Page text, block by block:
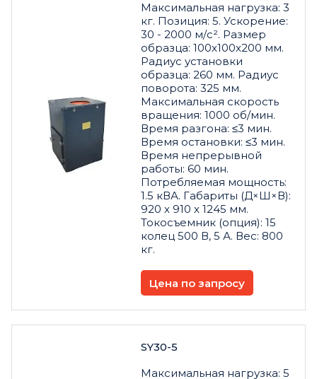
Максимальная нагрузка: 3
кг. Позиция: 5. Ускорение:
30 - 2000 м/с². Размер
образца: 100x100x200 мм.
Радиус установки
образца: 260 мм. Радиус
поворота: 325 мм.
Максимальная скорость
вращения: 1000 об/мин.
Время разгона: ≤3 мин.
Время остановки: ≤3 мин.
Время непрерывной
работы: 60 мин.
Потребляемая мощность:
1.5 кВА. Габариты (Д×Ш×В):
920 x 910 x 1245 мм.
Токосъемник (опция): 15
колец 500 В, 5 А. Вес: 800
кг.
Цена по запросу
SY30-5
Максимальная нагрузка: 5